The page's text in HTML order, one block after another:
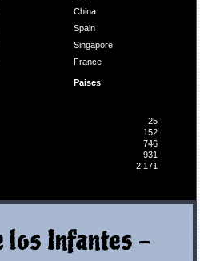
China
Spain
Singapore
France
Paises
25
152
746
931
2,171
los Infantes -